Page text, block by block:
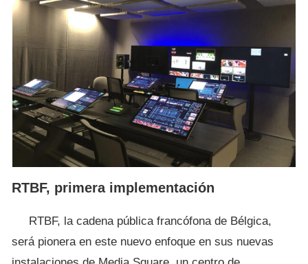
RTBF, primera implementación
RTBF, la cadena pública francófona de Bélgica,
será pionera en este nuevo enfoque en sus nuevas